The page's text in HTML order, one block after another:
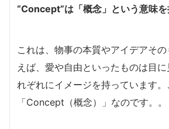
“Concept”は「概念」という意味を
これは、物事の本質やアイデアそ
えば、愛や自由といったものは目
れぞれにイメージを持っています
「Concept（概念）」なのです。。